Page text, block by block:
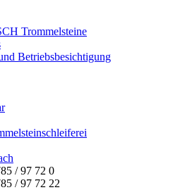
Trommelsteine
Betriebsbesichtigung
/ 97 72 0
/ 97 72 22